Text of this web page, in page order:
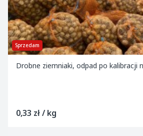
Sprzedam
Drobne ziemniaki, odpad po kalibracji
0,33 zł / kg